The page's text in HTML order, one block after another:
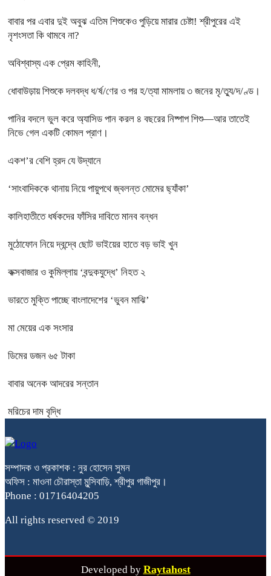
বাবার পর এবার দুই অবুঝ এতিম শিশুকেও পুড়িয়ে মারার চেষ্টা! শ্রীপুরের এই
নৃশংসতা কি থামবে না?
অবিশ্বাস্য এক প্রেম কাহিনী,
ধোবাউড়ায় শিশুকে দলবদ্ধ ধ/র্ষ/ণের ও পর হ/ত্যা মামলায় ৩ জনের মৃ/ত্যু/দ/ণ্ড।
পানির বদলে ভুল করে অ্যাসিড পান করল ৪ বছরের নিষ্পাপ শিশু—আর তাতেই
নিভে গেল একটি কোমল প্রাণ।
একশ’র বেশি হ্রদ যে উদ্যানে
‘সাংবাদিককে থানায় নিয়ে পায়ুপথে জ্বলন্ত মোমের ছ্যাঁকা’
কালিহাতীতে ধর্ষকদের ফাঁসির দাবিতে মানব বন্ধন
মুঠোফোন নিয়ে দ্বন্দ্বে ছোট ভাইয়ের হাতে বড় ভাই খুন
কক্সবাজার ও কুমিল্লায় ‘বন্দুকযুদ্ধে’ নিহত ২
ভারতে মুক্তি পাচ্ছে বাংলাদেশের ‘ভুবন মাঝি’
মা মেয়ের এক সংসার
ডিমের ডজন ৬৫ টাকা
বাবার অনেক আদরের সন্তান
মরিচের দাম বৃদ্ধি
সম্পাদক ও প্রকাশক : নুর হোসেন সুমন
অফিস : মাওনা চৌরাস্তা মুন্সিবাড়ি, শ্রীপুর গাজীপুর।
Phone : 01716404205
All rights reserved © 2019
Developed by Raytahost